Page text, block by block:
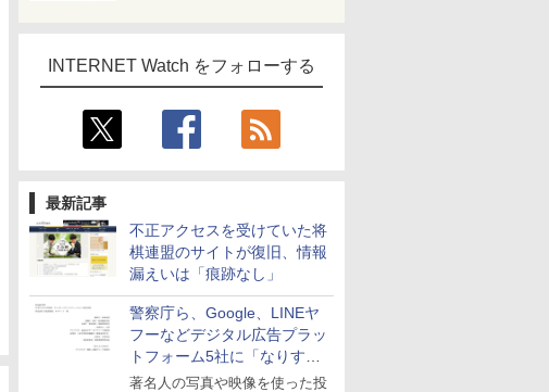
INTERNET Watch をフォローする
最新記事
不正アクセスを受けていた将
棋連盟のサイトが復旧、情報
漏えいは「痕跡なし」
警察庁ら、Google、LINEヤ
フーなどデジタル広告プラッ
トフォーム5社に「なりすま
し詐欺広告」対策強化を要請
著名人の写真や映像を使った投